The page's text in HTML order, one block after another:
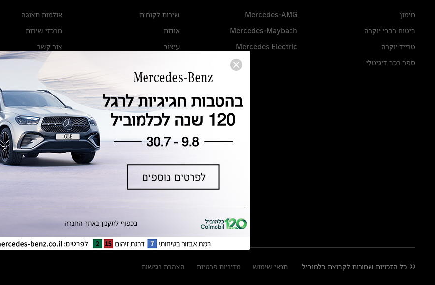
מימון
ביטוח רכבי יוקרה
טרייד יוקרה
ספר רכב דיגיטלי
Mercedes-AMG
Mercedes-Maybach
Mercedes Electric
שירות לקוחות
אודות
עיצוב
מגזין מרצדס-בנץ
ספרי רכב מרצדס-בנץ
נתוני זיהום אוויר וצריכת דלק וחשמל
נתוני תווית צמיגים
מחירון חלפים
הודעה על הטבות לרכבי מרצדס בהסדר
אולמות תצוגה
מרכזי שירות
צור קשר
© כל הזכויות שמורות לקבוצת כלמוביל תנאי שימוש מדיניות פרטיות הצהרת נגישות